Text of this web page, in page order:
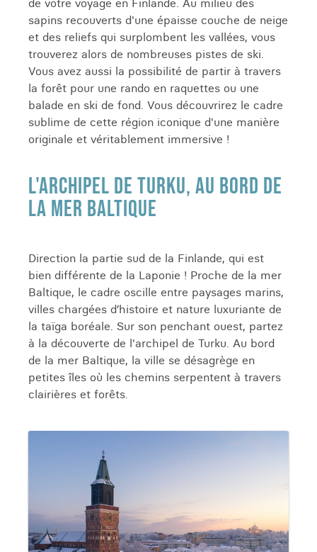
de votre voyage en Finlande. Au milieu des
sapins recouverts d'une épaisse couche de neige
et des reliefs qui surplombent les vallées, vous
trouverez alors de nombreuses pistes de ski.
Vous avez aussi la possibilité de partir à travers
la forêt pour une rando en raquettes ou une
balade en ski de fond. Vous découvrirez le cadre
sublime de cette région iconique d'une manière
originale et véritablement immersive !
L'ARCHIPEL DE TURKU, AU BORD DE
LA MER BALTIQUE
Direction la partie sud de la Finlande, qui est
bien différente de la Laponie ! Proche de la mer
Baltique, le cadre oscille entre paysages marins,
villes chargées d’histoire et nature luxuriante de
la taïga boréale. Sur son penchant ouest, partez
à la découverte de l'archipel de Turku. Au bord
de la mer Baltique, la ville se désagrège en
petites îles où les chemins serpentent à travers
clairières et forêts.